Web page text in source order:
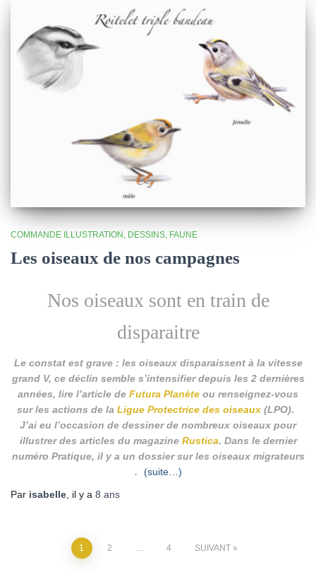
COMMANDE ILLUSTRATION DESSINS FAUNE
Les oiseaux de nos campagnes
Nos oiseaux sont en train de
disparaitre
Le constat est grave : les oiseaux disparaissent à la vitesse
grand V, ce déclin semble s’intensifier depuis les 2 dernières
années, lire l’article de Futura Planète ou renseignez-vous
sur les actions de la Ligue Protectrice des oiseaux (LPO).
J’ai eu l’occasion de dessiner de nombreux oiseaux pour
illustrer des articles du magazineRustica. Dans le dernier
numéro Pratique, il y a un dossier sur les oiseaux migrateurs
.
(suite…)
Par isabelle, il y a 8 ans
1 2 … 4 SUIVANT